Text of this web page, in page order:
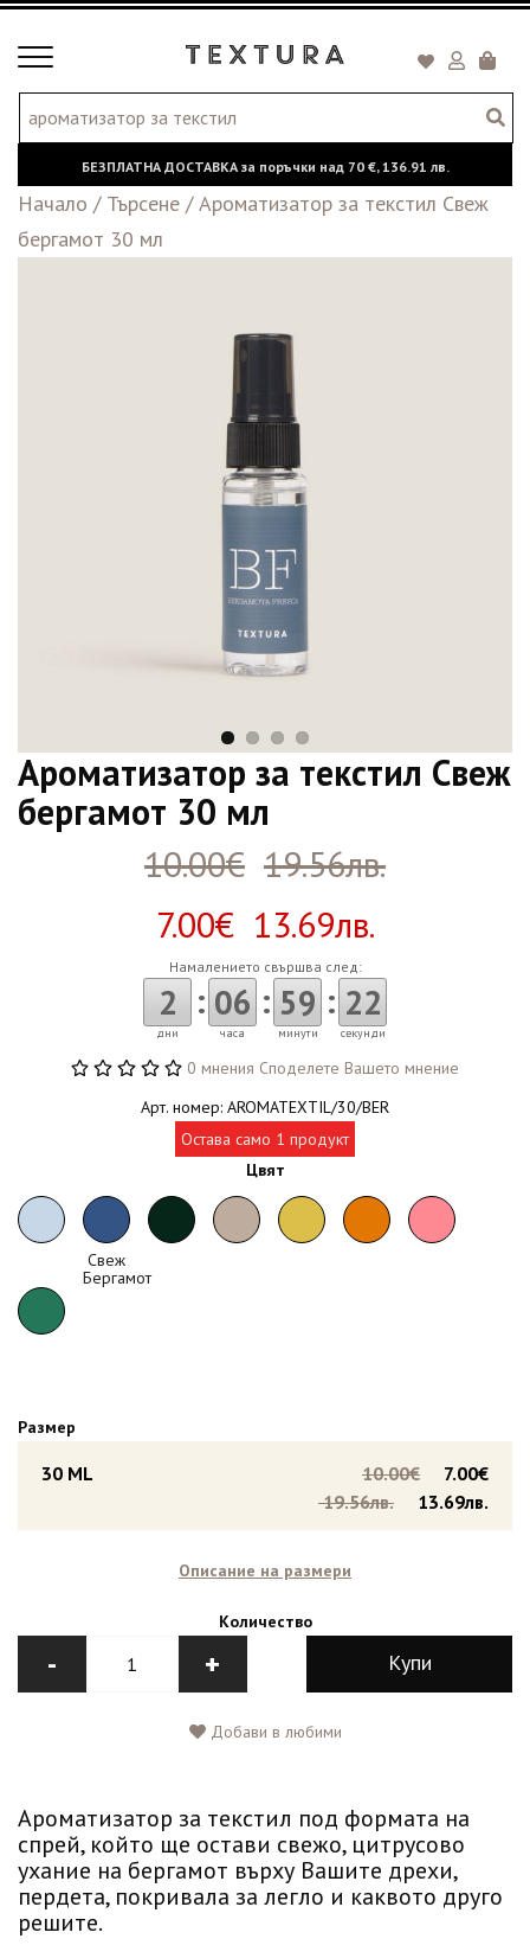
Toggle
БЕЗПЛАТНА ДОСТАВКА за поръчки над 70 €,136.91 лв.
Начало / Търсене /Ароматизатор за текстил Свеж
бергамот 30 мл
Ароматизатор за текстил Свеж
бергамот 30 мл
10.00€ 19.56лв.
7.00€ 13.69лв.
Намалението свършва след:
2
дни
: 06
часа
: 59
минути
: 21
секунди
0 мнения Споделете Вашето мнение
Арт. номер: AROMATEXTIL/30/BER
Остава само 1 продукт
Цвят
Свеж
Бергамот
Размер
30 ML 7.00€
10.00€
13.69лв.
19.56лв.
Описание на размери
Количество
- + Купи
Добави в любими
Ароматизатор за текстил под формата на
спрей, който ще остави свежо, цитрусово
ухание на бергамот върху Вашите дрехи,
пердета, покривала за легло и каквото друго
решите.